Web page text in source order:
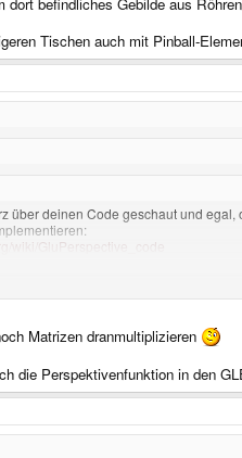
Tischen auch mit Pinball-
über deinen Code geschaut und
wiki/GluPerspective_code
der Perspektivmatrix Flaschenhälse
(in welchem Spiel auch immer), da
Matrizen dranmultiplizieren
die Perspektivenfunktion in den